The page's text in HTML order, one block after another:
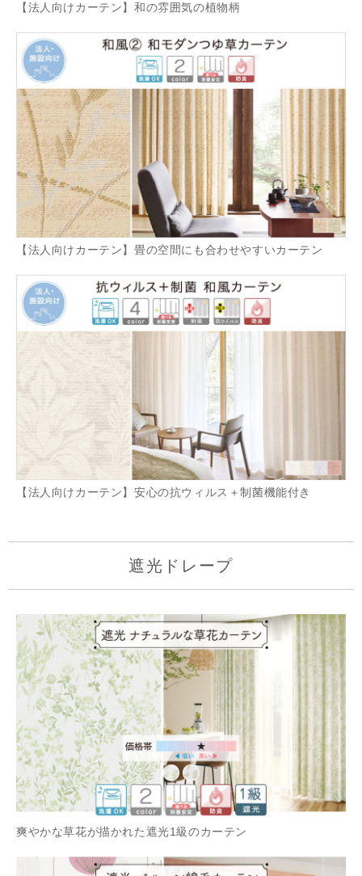
【法人向けカーテン】和の雰囲気の植物柄
【法人向けカーテン】畳の空間にも合わせやすいカーテン
【法人向けカーテン】安心の抗ウィルス＋制菌機能付き
遮光ドレープ
爽やかな草花が描かれた遮光1級のカーテン